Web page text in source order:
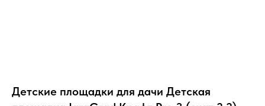
Детские площадки для дачи Детская